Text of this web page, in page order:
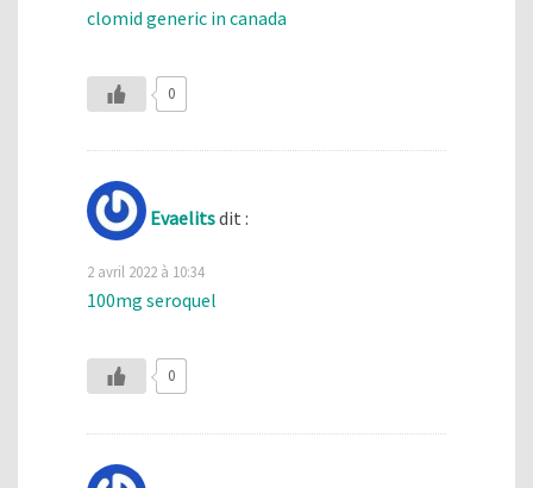
clomid generic in canada
0
Evaelitsdit :
2 avril 2022 à 10:34
100mg seroquel
0